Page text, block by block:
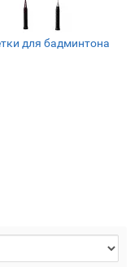
для бадминтона